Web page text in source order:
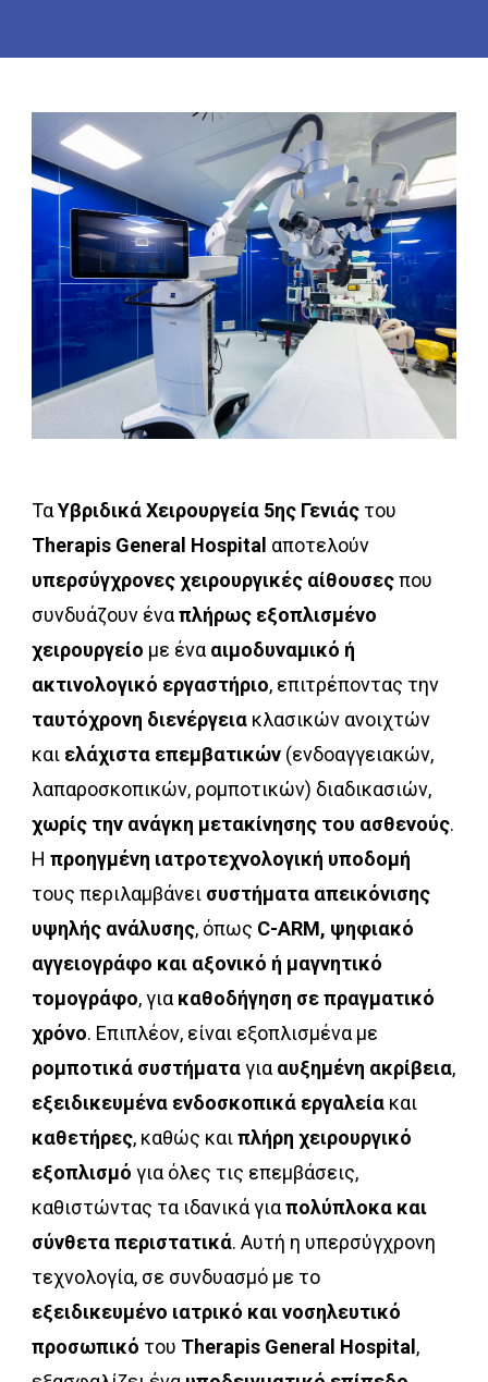
ΤαΥβριδικά Χειρουργεία 5ης Γενιάςτου
Therapis General Hospital αποτελούν
υπερσύγχρονες χειρουργικές αίθουσεςπου
συνδυάζουν έναπλήρως εξοπλισμένο
χειρουργείο με ένα αιμοδυναμικό ή
ακτινολογικό εργαστήριο, επιτρέποντας την
ταυτόχρονη διενέργειακλασικών ανοιχτών
και ελάχιστα επεμβατικών(ενδοαγγειακών,
λαπαροσκοπικών, ρομποτικών) διαδικασιών,
χωρίς την ανάγκη μετακίνησης του ασθενούς.
Η προηγμένη ιατροτεχνολογική υποδομή
τους περιλαμβάνει συστήματα απεικόνισης
υψηλής ανάλυσης, όπως C-ARM, ψηφιακό
αγγειογράφο και αξονικό ή μαγνητικό
τομογράφο, για καθοδήγηση σε πραγματικό
χρόνο. Επιπλέον, είναι εξοπλισμένα με
ρομποτικά συστήματαγια αυξημένη ακρίβεια,
εξειδικευμένα ενδοσκοπικά εργαλείακαι
καθετήρες, καθώς καιπλήρη χειρουργικό
εξοπλισμό για όλες τις επεμβάσεις,
καθιστώντας τα ιδανικά γιαπολύπλοκα και
σύνθετα περιστατικά. Αυτή η υπερσύγχρονη
τεχνολογία, σε συνδυασμό με το
εξειδικευμένο ιατρικό και νοσηλευτικό
προσωπικό του Therapis General Hospital ,